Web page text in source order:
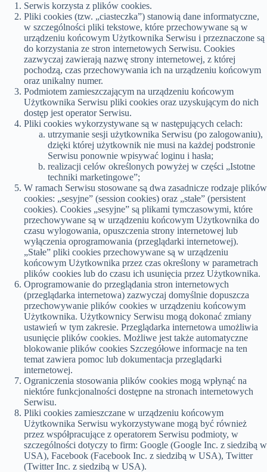
Serwis korzysta z plików cookies.
Pliki cookies (tzw. „ciasteczka”) stanowią dane informatyczne,
w szczególności pliki tekstowe, które przechowywane są w
urządzeniu końcowym Użytkownika Serwisu i przeznaczone są
do korzystania ze stron internetowych Serwisu. Cookies
zazwyczaj zawierają nazwę strony internetowej, z której
pochodzą, czas przechowywania ich na urządzeniu końcowym
oraz unikalny numer.
Podmiotem zamieszczającym na urządzeniu końcowym
Użytkownika Serwisu pliki cookies oraz uzyskującym do nich
dostęp jest operator Serwisu.
Pliki cookies wykorzystywane są w następujących celach:
utrzymanie sesji użytkownika Serwisu (po zalogowaniu),
dzięki której użytkownik nie musi na każdej podstronie
Serwisu ponownie wpisywać loginu i hasła;
realizacji celów określonych powyżej w części „Istotne
techniki marketingowe”;
W ramach Serwisu stosowane są dwa zasadnicze rodzaje plików
cookies: „sesyjne” (session cookies) oraz „stałe” (persistent
cookies). Cookies „sesyjne” są plikami tymczasowymi, które
przechowywane są w urządzeniu końcowym Użytkownika do
czasu wylogowania, opuszczenia strony internetowej lub
wyłączenia oprogramowania (przeglądarki internetowej).
„Stałe” pliki cookies przechowywane są w urządzeniu
końcowym Użytkownika przez czas określony w parametrach
plików cookies lub do czasu ich usunięcia przez Użytkownika.
Oprogramowanie do przeglądania stron internetowych
(przeglądarka internetowa) zazwyczaj domyślnie dopuszcza
przechowywanie plików cookies w urządzeniu końcowym
Użytkownika. Użytkownicy Serwisu mogą dokonać zmiany
ustawień w tym zakresie. Przeglądarka internetowa umożliwia
usunięcie plików cookies. Możliwe jest także automatyczne
blokowanie plików cookies Szczegółowe informacje na ten
temat zawiera pomoc lub dokumentacja przeglądarki
internetowej.
Ograniczenia stosowania plików cookies mogą wpłynąć na
niektóre funkcjonalności dostępne na stronach internetowych
Serwisu.
Pliki cookies zamieszczane w urządzeniu końcowym
Użytkownika Serwisu wykorzystywane mogą być również
przez współpracujące z operatorem Serwisu podmioty, w
szczególności dotyczy to firm: Google (Google Inc. z siedzibą w
USA), Facebook (Facebook Inc. z siedzibą w USA), Twitter
(Twitter Inc. z siedzibą w USA).